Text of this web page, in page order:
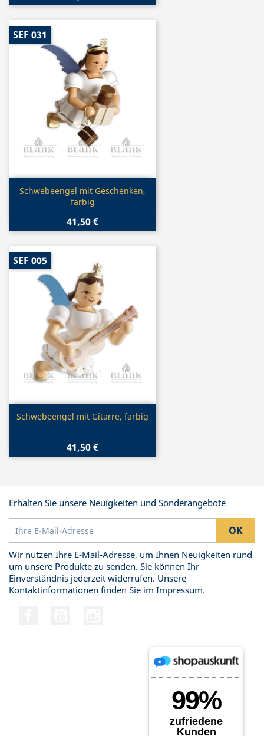
Vorschau
Schwebeengel mit Geschenken,
farbig
41,50 €
SEF 031
Vorschau
Schwebeengel mit Gitarre, farbig
41,50 €
SEF 005
Erhalten Sie unsere Neuigkeiten und Sonderangebote
Wir nutzen Ihre E-Mail-Adresse, um Ihnen Neuigkeiten rund
um unsere Produkte zu senden. Sie können Ihr
Einverständnis jederzeit widerrufen. Unsere
Kontaktinformationen finden Sie im Impressum.